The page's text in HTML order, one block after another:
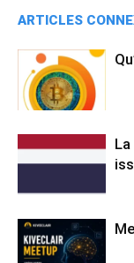
ARTICLES